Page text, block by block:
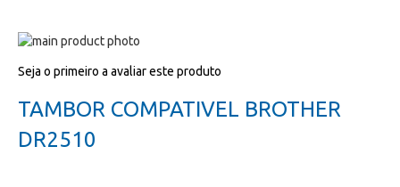
Salte
o
galeria
de
para
início
da
galeria
Seja o primeiro a avaliar este produto
TAMBOR COMPATIVEL BROTHER
DR2510